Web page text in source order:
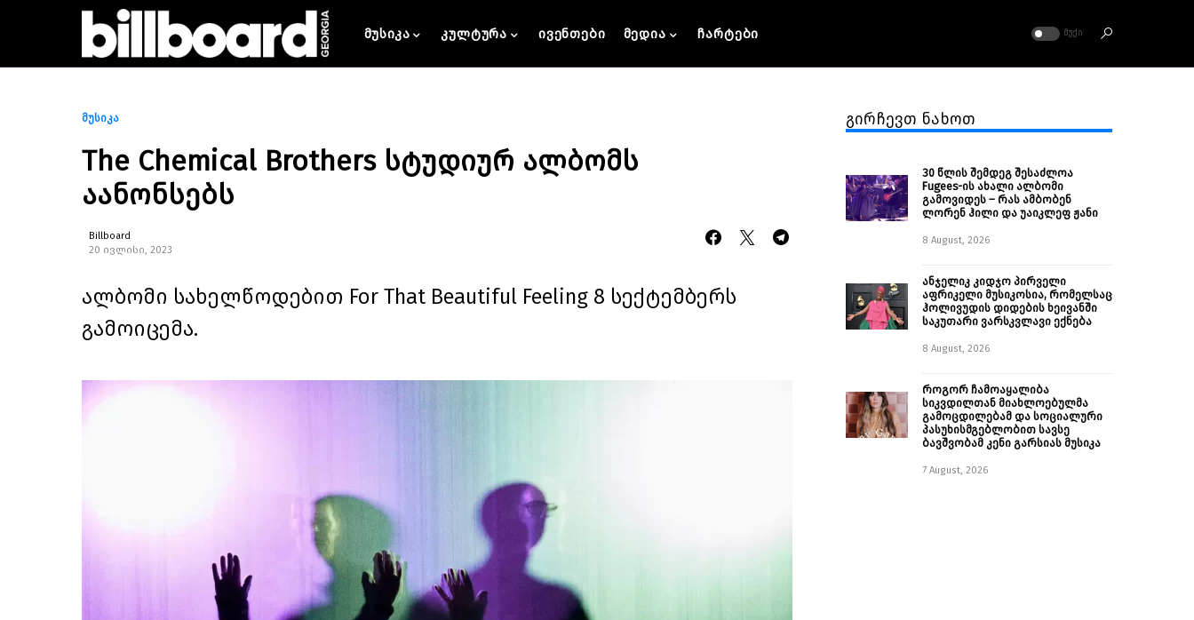
მუსიკა კულტურა ივენთები მედია ჩარტები ᲛᲣᲥᲘ
მუსიკა
The Chemical Brothers სტუდიურ ალბომს
აანონსებს
Billboard
20 ივლისი, 2023
ალბომი სახელწოდებით For That Beautiful Feeling 8 სექტემბერს
გამოიცემა.
გირჩევთ ნახოთ
30 წლის შემდეგ შესაძლოა
Fugees-ის ახალი ალბომი
გამოვიდეს – რას ამბობენ
ლორენ ჰილი და უაიკლეფ ჟანი
8 August, 2026
ანჯელიკ კიდჯო პირველი
აფრიკელი მუსიკოსია, რომელსაც
ჰოლივუდის დიდების ხეივანში
საკუთარი ვარსკვლავი ექნება
8 August, 2026
როგორ ჩამოაყალიბა
სიკვდილთან მიახლოებულმა
გამოცდილებამ და სოციალური
პასუხისმგებლობით სავსე
ბავშვობამ კენი გარსიას მუსიკა
7 August, 2026